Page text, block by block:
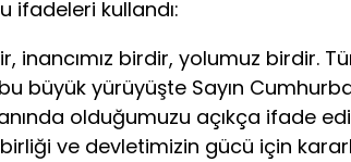
ifadeleri kullandı:
inancımız birdir, yolumuz birdir.
büyük yürüyüşte Sayın
olduğumuzu açıkça ifade
ve devletimizin gücü için